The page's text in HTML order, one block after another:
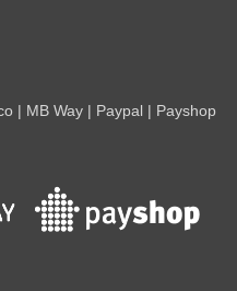
| MB Way | Paypal | Payshop